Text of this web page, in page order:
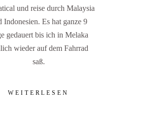
und reise durch Malaysia
Indonesien. Es hat ganze 9
gedauert bis ich in Melaka
wieder auf dem Fahrrad
saß.
WEITERLESEN